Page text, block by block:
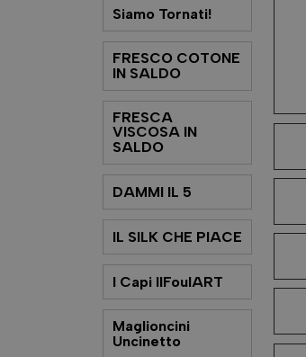
Siamo Tornati!
FRESCO COTONE
IN SALDO
FRESCA
VISCOSA IN
SALDO
DAMMI IL 5
IL SILK CHE PIACE
I Capi IlFoulART
Maglioncini
Uncinetto